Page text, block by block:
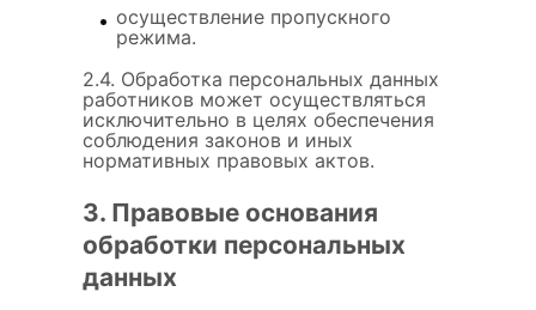
осуществление пропускного
режима.
2.4. Обработка персональных данных
работников может осуществляться
исключительно в целях обеспечения
соблюдения законов и иных
нормативных правовых актов.
3. Правовые основания
обработки персональных
данных